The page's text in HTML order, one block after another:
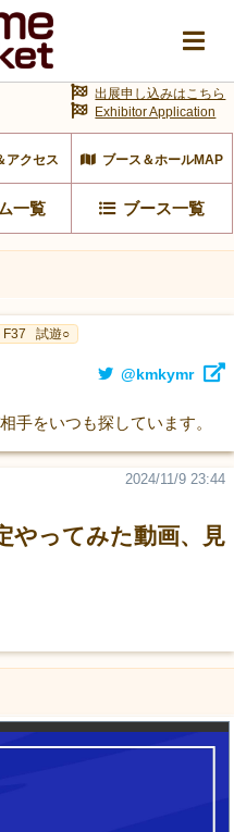
アクセス ブース＆ホールMAP
一覧 ブース一覧
出展申し込みはこちら
Exhibitor Application
F37 試遊○
@kmkymr
手をいつも探しています。
やってみた動画、見
2024/11/9 23:44